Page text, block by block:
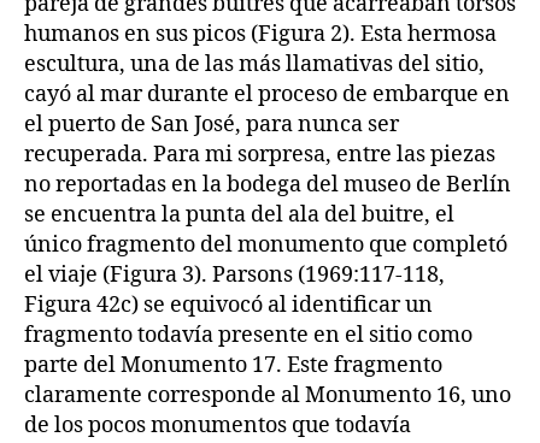
humanos en sus picos (Figura 2). Esta hermosa
escultura, una de las más llamativas del sitio,
cayó al mar durante el proceso de embarque en
el puerto de San José, para nunca ser
recuperada. Para mi sorpresa, entre las piezas
no reportadas en la bodega del museo de Berlín
se encuentra la punta del ala del buitre, el
único fragmento del monumento que completó
el viaje (Figura 3). Parsons (1969:117-118,
Figura 42c) se equivocó al identificar un
fragmento todavía presente en el sitio como
parte del Monumento 17. Este fragmento
claramente corresponde al Monumento 16, uno
de los pocos monumentos que todavía